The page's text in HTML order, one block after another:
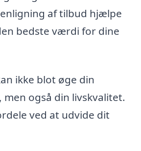
af tilbud hjælpe
bedste værdi for dine
ikke blot øge din
men også din livskvalitet.
ved at udvide dit